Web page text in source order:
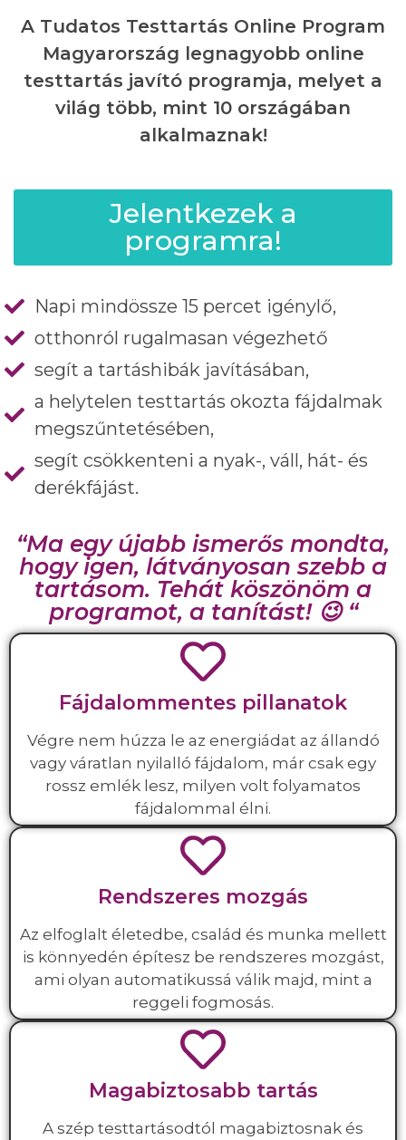
A Tudatos Testtartás Online Program
Magyarország legnagyobb online
testtartás javító programja, melyet a
világ több, mint 10 országában
alkalmaznak!
Jelentkezek a
programra!
Napi mindössze 15 percet igénylő,
otthonról rugalmasan végezhető
segít a tartáshibák javításában,
a helytelen testtartás okozta fájdalmak
megszűntetésében,
segít csökkenteni a nyak-, váll, hát- és
derékfájást.
“Ma egy újabb ismerős mondta,
hogy igen, látványosan szebb a
tartásom. Tehát köszönöm a
programot, a tanítást! 😉 “
Fájdalommentes pillanatok
Végre nem húzza le az energiádat az állandó
vagy váratlan nyilalló fájdalom, már csak egy
rossz emlék lesz, milyen volt folyamatos
fájdalommal élni.
Rendszeres mozgás
Az elfoglalt életedbe, család és munka mellett
is könnyedén építesz be rendszeres mozgást,
ami olyan automatikussá válik majd, mint a
reggeli fogmosás.
Magabiztosabb tartás
A szép testtartásodtól magabiztosnak és